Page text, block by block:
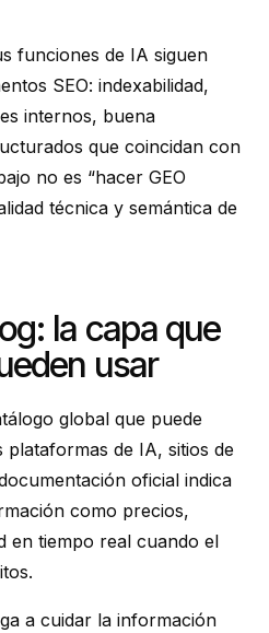
funciones de IA siguen
SEO: indexabilidad,
internos, buena
que coincidan con
no es “hacer GEO
técnica y semántica de
la capa que
usar
global que puede
de IA, sitios de
oficial indica
como precios,
en tiempo real cuando el
a cuidar la información